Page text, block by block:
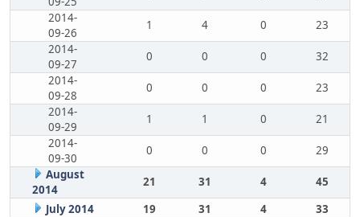
2014-
09-26
1 4 0
23
2014-
09-27
0 0 0
32
2014-
09-28
0 0 0
23
2014-
09-29
1 1 0
21
2014-
09-30
0 0 0
29
August
2014
21 31 4
45
July 2014
19 31 4
33